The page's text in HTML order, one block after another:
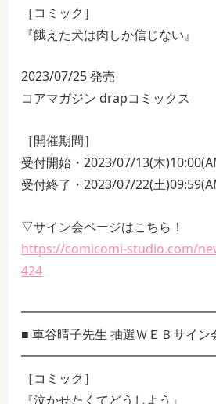
［コミック］
『餓えた犬は肉しか信じない』
2023/07/25 発売
コアマガジン drapコミックス
［開催期間］
受付開始・2023/07/13(木
受付終了・2023/07/22(土
▽サイン会ページはこちら！
https://comicomi-studio.com/
424
■ 車谷晴子先生 抽選ＷＥＢサイン
［コミック］
『泣かせたくてどうしよう』